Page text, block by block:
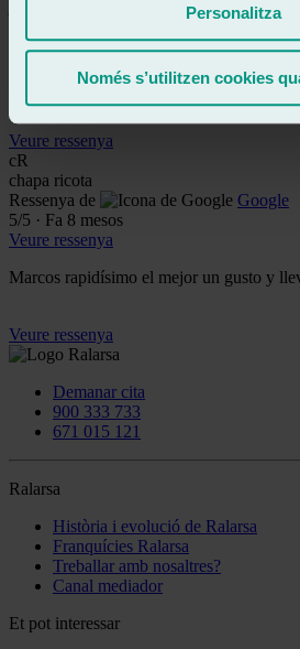
Personalitza
Només s’utilitzen cookies
/5· Fa 6 mesos
Buenos profesionales.
Veure ressenya
cR
chapa ricota
Ressenya de
Google
5/5 · Fa 8 mesos
Veure ressenya
Marcos rapidísimo el mejor un gusto y
Veure ressenya
Demanar cita
900 333 733
671 015 121
Ralarsa
Història i evolució de Ralarsa
Franquícies Ralarsa
Treballar amb nosaltres?
Canal mediador
Et pot interessar